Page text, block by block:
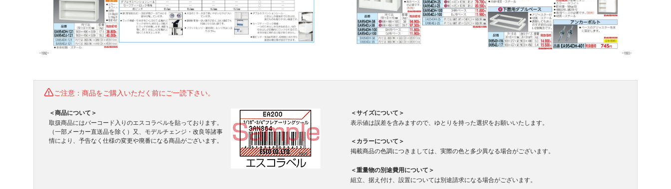
ご注意：商品をご購入いただく前にご一読下さい。
＜商品について＞
取扱商品にはバーコード入りのエスコラベルを貼っております。
（一部メーカー直送品を除く）又、モデルチェンジ・改良等諸事
情により、予告なく仕様の変更や廃番になる商品がございます。
＜サイズについて＞
表示値は誤差を含みますので、ゆとりを持った選択をお願いいたします。
＜カラーについて＞
掲載商品の色調につきましては、実際の色と多少異なる場合がございます。
＜重量物の別途費用について＞
組立、据え付け、設置については別途請求になる場合がございます。